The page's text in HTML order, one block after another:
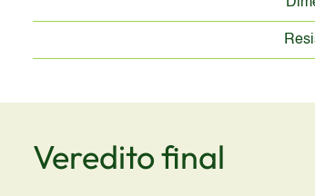
Veredito final